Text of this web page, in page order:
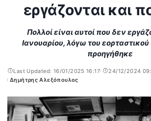
εργάζονται και
Πολλοί είναι αυτοί που δεν
Ιανουαρίου, λόγω του
προηγήθηκε
Last Updated: 16/01/2025 16:17
24/12/2024
Posted
Δημήτρης Αλεξόπουλος